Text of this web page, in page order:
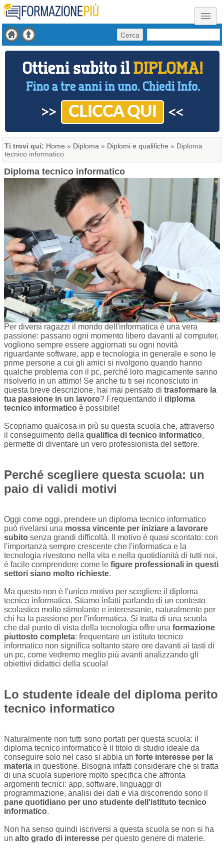
Cerca
Ti trovi qui: Home » Diploma » Diplomi e qualifiche » Diploma
tecnico informatico
Diploma tecnico informatico
Per diversi ragazzi il mondo dell'informatica è una vera
passione: passano ogni momento libero davanti al computer,
vogliono sempre essere aggiornati su ogni novità
riguardante software, app e tecnologia in generale e sono le
prime persone a cui gli amici si rivolgono quando hanno
qualche problema con il pc, perché loro magicamente sanno
risolverlo in un attimo! Se anche tu ti sei riconosciuto in
questa breve descrizione, hai mai pensato di trasformare la
tua passione in un lavoro? Frequentando il diploma
tecnico informatico è possibile!
Scopriamo qualcosa in più su questa scuola che, attraverso
il conseguimento della qualifica di tecnico informatico,
permette di diventare un vero professionista del settore.
Perché scegliere questa scuola: un
paio di validi motivi
Oggi come oggi, prendere un diploma tecnico informatico
può rivelarsi una mossa vincente per iniziare a lavorare
subito senza grandi difficoltà. Il motivo è quasi scontato: con
l'importanza sempre crescente che l'informatica e la
tecnologia rivestono nella vita e nella quotidianità di tutti noi,
è facile comprendere come le figure professionali in questi
settori siano molto richieste.
Ma questo non è l'unico motivo per scegliere il diploma
tecnico informatico. Stiamo infatti parlando di un contesto
scolastico molto stimolante e interessante, naturalmente per
chi ha la passione per l'informatica. Si tratta di una scuola
che dal punto di vista della tecnologia offre una formazione
piuttosto completa: frequentare un istituto tecnico
informatico non significa soltanto stare ore davanti ai tasti di
un pc, come vedremo meglio più avanti analizzando gli
obiettivi didattici della scuola!
Lo studente ideale del diploma perito
tecnico informatico
Naturalmente non tutti sono portati per questa scuola: il
diploma tecnico informatico è il titolo di studio ideale da
conseguire solo nel caso si abbia un forte interesse per la
materia in questione. Bisogna infatti considerare che si tratta
di una scuola superiore molto specifica che affronta
argomenti tecnici: app, software, linguaggi di
programmazione, analisi dei dati e via discorrendo sono il
pane quotidiano per uno studente dell'istituto tecnico
informatico.
Non ha senso quindi iscriversi a questa scuola se non si ha
un alto grado di interesse per questo genere di materie.